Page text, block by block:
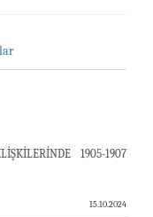
1905-1907
15.10.2024